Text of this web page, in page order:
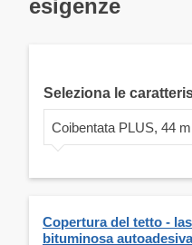
esigenze
Seleziona le
Coibentata PLUS, 44
Copertura del tetto -
bituminosa autoadesiva